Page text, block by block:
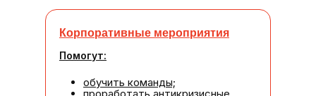
обучить команды;
Помогут:
Корпоративные мероприятия